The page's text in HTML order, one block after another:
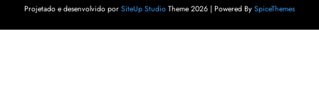
Projetado e desenvolvido por SiteUp Studio Theme 2026 | Powered By SpiceThemes